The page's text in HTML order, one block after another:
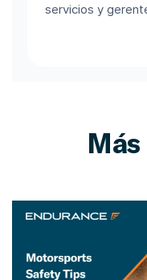
servicios y